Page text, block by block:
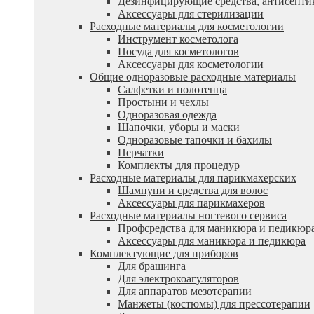
Аксессуары для стерилизации
Расходные материалы для косметологии
Инструмент косметолога
Посуда для косметологов
Аксессуары для косметологии
Общие одноразовые расходные материалы
Салфетки и полотенца
Простыни и чехлы
Одноразовая одежда
Шапочки, уборы и маски
Одноразовые тапочки и бахилы
Перчатки
Комплекты для процедур
Расходные материалы для парикмахерских
Шампуни и средства для волос
Аксессуары для парикмахеров
Расходные материалы ногтевого сервиса
Профсредства для маникюра и
Аксессуары для маникюра и педикюра
Комплектующие для приборов
Для брашинга
Для электрокоагуляторов
Для аппаратов мезотерапии
Манжеты (костюмы) для прессотерапии